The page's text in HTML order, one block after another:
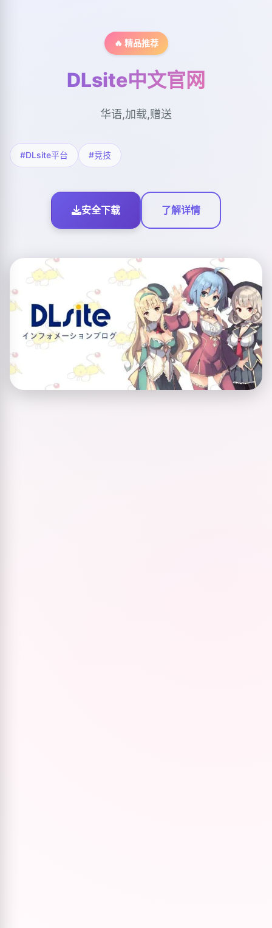
🔥 精品推荐
DLsite中文官网
华语,加载,赠送
#DLsite平台 #竞技
安全下载 了解详情